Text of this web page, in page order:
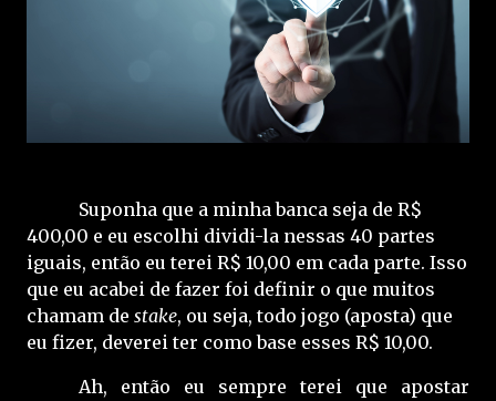
Suponha que a minha banca seja de R$
400,00 e eu escolhi dividi-la nessas 40 partes
iguais, então eu terei R$ 10,00 em cada parte. Isso
que eu acabei de fazer foi definir o que muitos
chamam de stake, ou seja, todo jogo (aposta) que
eu fizer, deverei ter como base esses R$ 10,00.
Ah, então eu sempre terei que apostar